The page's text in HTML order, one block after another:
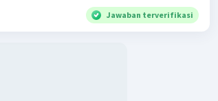
Jawaban terverifikasi